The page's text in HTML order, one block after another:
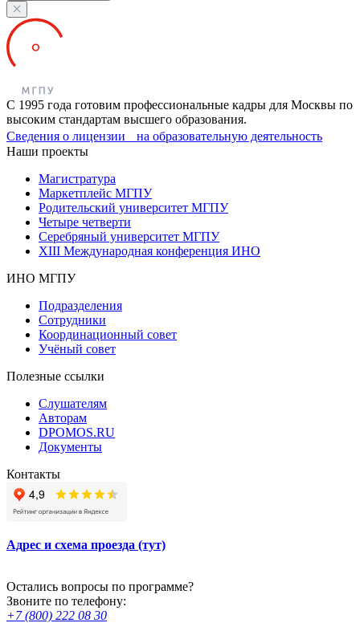
С 1995 года готовим профессиональные кадры для Москвы по
высоким стандартам высшего образования.
Сведения о лицензии на образовательную деятельность
Наши проекты
Магистратура
Маркетплейс МГПУ
Родительский университет МГПУ
Четыре четверти
Серебряный университет МГПУ
XIII Международная конференция ИНО
ИНО МГПУ
Подразделения
Сотрудники
Координационный совет
Учёный совет
Полезные ссылки
Слушателям
Авторам
DPOMOS.RU
Документы
Контакты
Адрес и схема проезда (тут)
Остались вопросы по программе?
Звоните по телефону:
+7 (800) 222 08 30